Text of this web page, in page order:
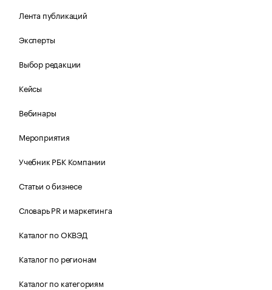
Лента публикаций
Эксперты
Выбор редакции
Кейсы
Вебинары
Мероприятия
Учебник РБК Компании
Статьи о бизнесе
Словарь PR и маркетинга
Каталог по ОКВЭД
Каталог по регионам
Каталог по категориям